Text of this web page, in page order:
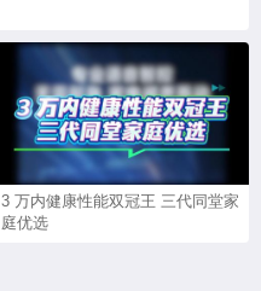
3 万内健康性能双冠王 三代同堂家
庭优选